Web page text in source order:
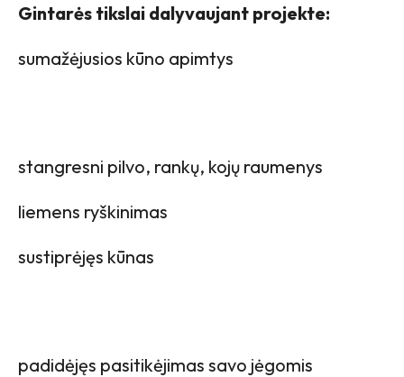
Gintarės tikslai dalyvaujant projekte:
sumažėjusios kūno apimtys
stangresni pilvo, rankų, kojų raumenys
liemens ryškinimas
sustiprėjęs kūnas
padidėjęs pasitikėjimas savo jėgomis